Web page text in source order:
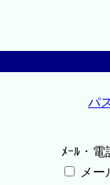
パ
ﾒｰﾙ・電
メ